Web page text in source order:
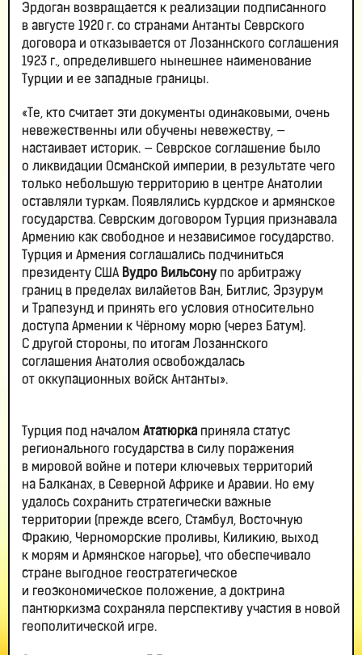
Эрдоган возвращается к реализации подписанного
в августе 1920 г. со странами Антанты Севрского
договора и отказывается от Лозаннского соглашения
1923 г., определившего нынешнее наименование
Турции и ее западные границы.
«Те, кто считает эти документы одинаковыми, очень
невежественны или обучены невежеству, —
настаивает историк. — Севрское соглашение было
о ликвидации Османской империи, в результате чего
только небольшую территорию в центре Анатолии
оставляли туркам. Появлялись курдское и армянское
государства. Севрским договором Турция признавала
Армению как свободное и независимое государство.
Турция и Армения соглашались подчиниться
президенту США Вудро Вильсонупо арбитражу
границ в пределах вилайетов Ван, Битлис, Эрзурум
и Трапезунд и принять его условия относительно
доступа Армении к Чёрному морю (через Батум).
С другой стороны, по итогам Лозаннского
соглашения Анатолия освобождалась
от оккупационных войск Антанты».
Турция под началом Ататюрка приняла статус
регионального государства в силу поражения
в мировой войне и потери ключевых территорий
на Балканах, в Северной Африке и Аравии. Но ему
удалось сохранить стратегически важные
территории (прежде всего, Стамбул, Восточную
Фракию, Черноморские проливы, Киликию, выход
к морям и Армянское нагорье), что обеспечивало
стране выгодное геостратегическое
и геоэкономическое положение, а доктрина
пантюркизма сохраняла перспективу участия в новой
геополитической игре.